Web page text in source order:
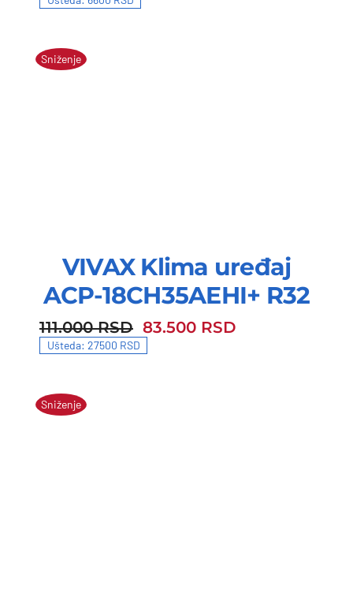
Sniženje
VIVAX Klima uređaj
ACP-18CH35AEHI+ R32
111.000RSD
111.000 RSD. 83.500 RSD
83.500 RSD.
Ušteda: 27500 RSD
Sniženje